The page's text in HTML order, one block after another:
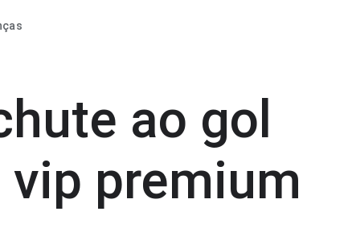
ao gol
premium